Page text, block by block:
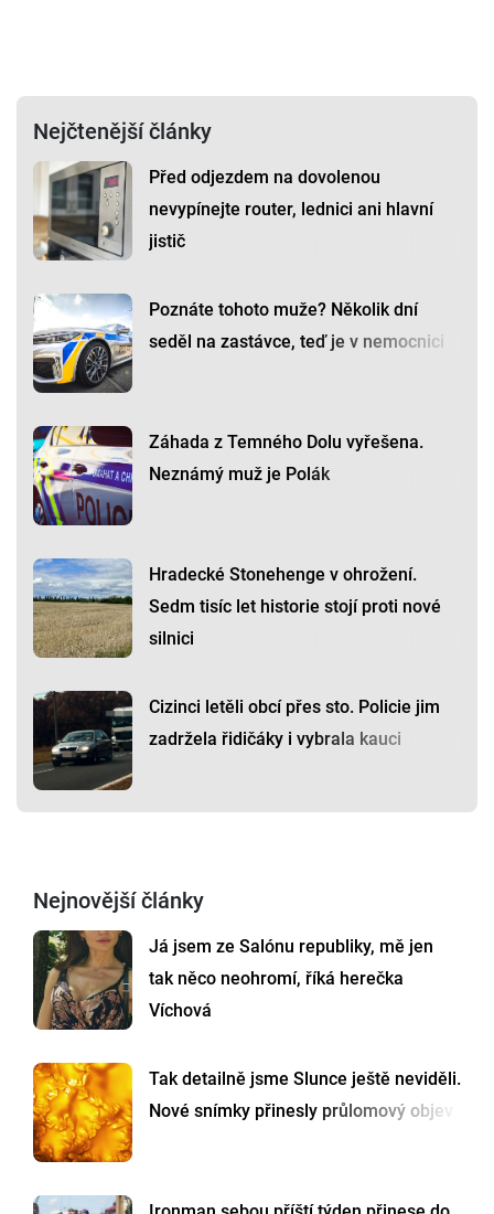
Nejčtenější články
Před odjezdem na dovolenou
nevypínejte router, lednici ani hlavní
jistič
Poznáte tohoto muže? Několik dní
seděl na zastávce, teď je v nemocnici
Záhada z Temného Dolu vyřešena.
Neznámý muž je Polák
Hradecké Stonehenge v ohrožení.
Sedm tisíc let historie stojí proti nové
silnici
Cizinci letěli obcí přes sto. Policie jim
zadržela řidičáky i vybrala kauci
Nejnovější články
Já jsem ze Salónu republiky, mě jen
tak něco neohromí, říká herečka
Víchová
Tak detailně jsme Slunce ještě neviděli.
Nové snímky přinesly průlomový objev